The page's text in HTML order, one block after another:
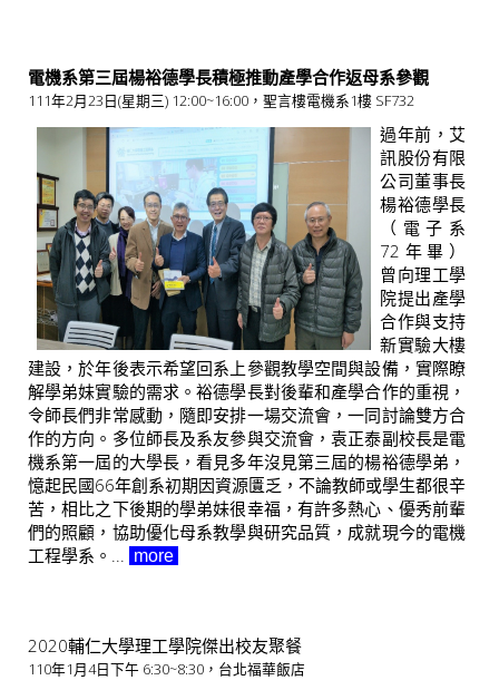
電機系第三屆楊裕德學長積極推動產學合作返母系參觀
111年2月23日(星期三) 12:00~16:00，聖言樓電機系1樓 SF732
過年前，艾
訊股份有限
公司董事長
楊裕德學長
（電子系
72年畢）
曾向理工學
院提出產學
合作與支持
新實驗大樓
建設，於年後表示希望回系上參觀教學空間與設備，實際瞭
解學弟妹實驗的需求。裕德學長對後輩和產學合作的重視，
令師長們非常感動，隨即安排一場交流會，一同討論雙方合
作的方向。多位師長及系友參與交流會，袁正泰副校長是電
機系第一屆的大學長，看見多年沒見第三屆的楊裕德學弟，
憶起民國66年創系初期因資源匱乏，不論教師或學生都很辛
苦，相比之下後期的學弟妹很幸福，有許多熱心、優秀前輩
們的照顧，協助優化母系教學與研究品質，成就現今的電機
工程學系。... more
2020輔仁大學理工學院傑出校友聚餐
110年1月4日下午 6:30~8:30，台北福華飯店